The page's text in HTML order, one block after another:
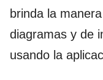
brinda la
diagramas y de
usando la